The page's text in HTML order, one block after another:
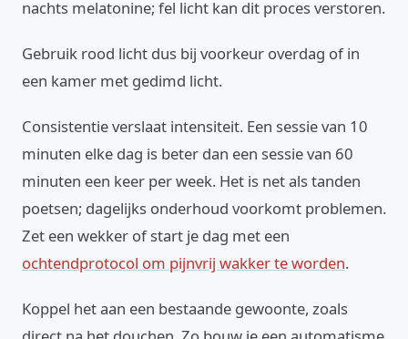
nachts melatonine; fel licht kan dit proces verstoren.
Gebruik rood licht dus bij voorkeur overdag of in
een kamer met gedimd licht.
Consistentie verslaat intensiteit. Een sessie van 10
minuten elke dag is beter dan een sessie van 60
minuten een keer per week. Het is net als tanden
poetsen; dagelijks onderhoud voorkomt problemen.
Zet een wekker of start je dag met een
ochtendprotocol om pijnvrij wakker te worden.
Koppel het aan een bestaande gewoonte, zoals